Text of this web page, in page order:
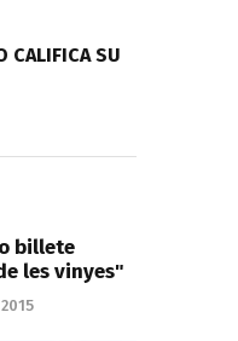
CALIFICA SU
billete
les vinyes"